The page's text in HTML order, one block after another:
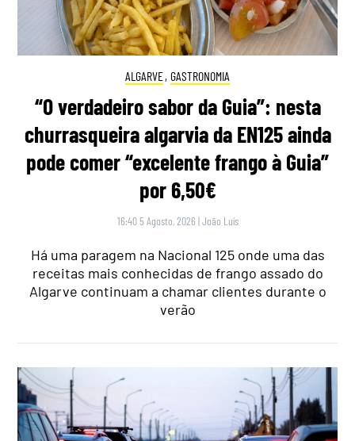
ALGARVE, GASTRONOMIA
“O verdadeiro sabor da Guia”: nesta
churrasqueira algarvia da EN125 ainda
pode comer “excelente frango à Guia”
por 6,50€
16:40 5 Agosto, 2026 |João Luís
Há uma paragem na Nacional 125 onde uma das
receitas mais conhecidas de frango assado do
Algarve continuam a chamar clientes durante o
verão